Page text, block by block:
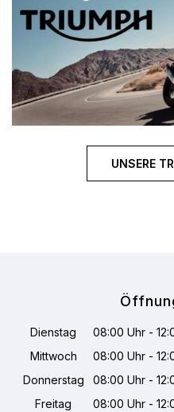
UNSERE
Dienstag 08:00 Uhr -
Mittwoch
08:00 Uhr -
Donnerstag
08:00 Uhr -
Freitag
08:00 Uhr -